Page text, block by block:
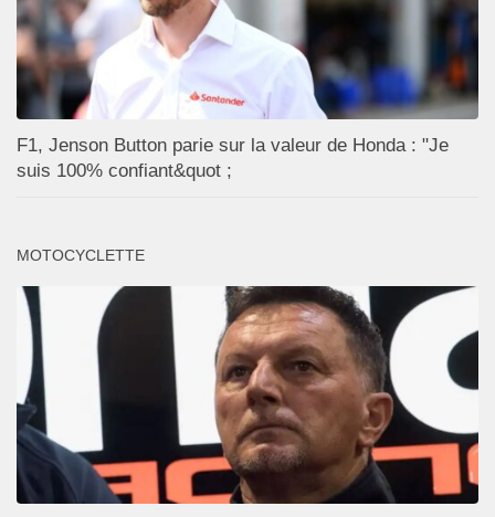
F1, Jenson Button parie sur la valeur de Honda : "Je
suis 100% confiant&quot ;
MOTOCYCLETTE